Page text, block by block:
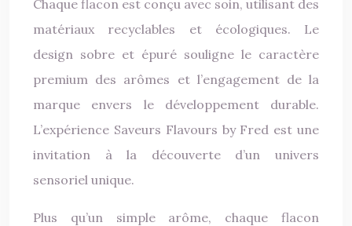
Chaque flacon est conçu avec soin, utilisant des
matériaux recyclables et écologiques. Le
design sobre et épuré souligne le caractère
premium des arômes et l’engagement de la
marque envers le développement durable.
L’expérience Saveurs Flavours by Fred est une
invitation à la découverte d’un univers
sensoriel unique.
Plus qu’un simple arôme, chaque flacon